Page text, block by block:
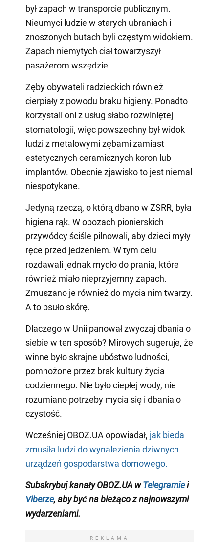
był zapach w transporcie publicznym.
Nieumyci ludzie w starych ubraniach i
znoszonych butach byli częstym widokiem.
Zapach niemytych ciał towarzyszył
pasażerom wszędzie.
Zęby obywateli radzieckich również
cierpiały z powodu braku higieny. Ponadto
korzystali oni z usług słabo rozwiniętej
stomatologii, więc powszechny był widok
ludzi z metalowymi zębami zamiast
estetycznych ceramicznych koron lub
implantów. Obecnie zjawisko to jest niemal
niespotykane.
Jedyną rzeczą, o którą dbano w ZSRR, była
higiena rąk. W obozach pionierskich
przywódcy ściśle pilnowali, aby dzieci myły
ręce przed jedzeniem. W tym celu
rozdawali jednak mydło do prania, które
również miało nieprzyjemny zapach.
Zmuszano je również do mycia nim twarzy.
A to psuło skórę.
Dlaczego w Unii panował zwyczaj dbania o
siebie w ten sposób? Mirovych sugeruje, że
winne było skrajne ubóstwo ludności,
pomnożone przez brak kultury życia
codziennego. Nie było ciepłej wody, nie
rozumiano potrzeby mycia się i dbania o
czystość.
Wcześniej OBOZ.UA opowiadał, jak bieda
zmusiła ludzi do wynalezienia dziwnych
urządzeń gospodarstwa domowego.
Subskrybuj kanały OBOZ.UA wTelegramiei
Viberze, aby być na bieżąco znajnowszymi
wydarzeniami.
REKLAMA